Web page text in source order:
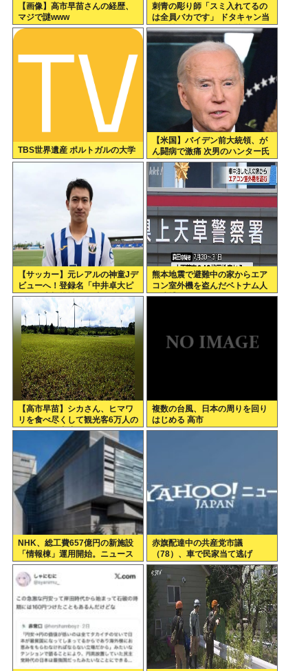
【画像】高市早苗さんの経歴、
マジで謎www
刺青の彫り師「スミ入れてるの
は全員バカです」 ドタキャン当
たり前、カネはない、挨拶もで
きない
TBS世界遺産 ポルトガルの大学
【米国】バイデン前大統領、が
ん闘病で激痛 次男のハンター氏
「見ていてとてもつらい」
【サッカー】元レアルの神童Jデ
ビューへ！登録名「中井卓大ピ
ピ」日本初挑戦の22歳今治MFが
開幕戦に先発
熊本地震で避難中の家からエア
コン室外機を盗んだベトナム人
を逮捕
【高市早苗】シカさん、ヒマワ
リを食べ尽くして観光客6万人の
イベントが中止になる…さらに
コスモス畑も食べ尽くす
複数の台風、日本の周りを回り
はじめる 高市
NHK、総工費657億円の新施設
「情報棟」運用開始。ニュース
スタジオがスケスケになる
赤旗配達中の共産党市議
（78）、車で民家当て逃げ